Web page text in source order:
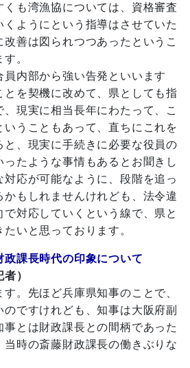
くも湾漁協については、資格審査
くようにという指導はさせていた
善は図られつつあったというこ
。
内部から強い告発といいます
とを契機に改めて、県としても指
現実に相当長年にわたって、こ
うこともあって、直ちにこれを
と、現実に手続きに必要な役員の
たような事情もあるとお聞きし
応が可能なように、段階を追っ
かもしれませんけれども、法令違
で対応していくという線で、県と
いと思っております。
課長時代の印象について
）
。先ほど兵庫県知事のことで、
のですけれども、知事は大阪府副
とは財政課長との間柄であった
当時の斎藤財政課長の働きぶりな